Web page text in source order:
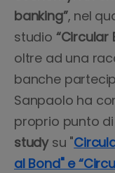
banking”, nel
studio “Circular
oltre ad una
banche
Sanpaolo ha
proprio punto
study su "
al Bond" e